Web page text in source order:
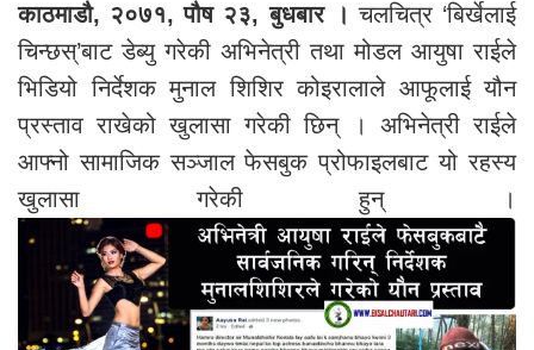
काठमाडौ, २०७१, पौष २३, बुधबार । चलचित्र ‘बिर्खेलाई
चिन्छस्’बाट डेब्यु गरेकी अभिनेत्री तथा मोडल आयुषा राईले
भिडियो निर्देशक मुनाल शिशिर कोइरालाले आफूलाई यौन
प्रस्ताव राखेको खुलासा गरेकी छिन् । अभिनेत्री राईले
आफ्नो सामाजिक सञ्जाल फेसबुक प्रोफाइलबाट यो रहस्य
खुलासा गरेकी हुन् ।